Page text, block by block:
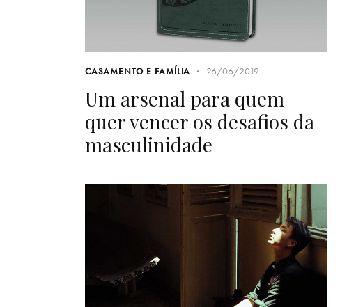
CASAMENTO E FAMÍLIA 26/06/2019
Um arsenal para quem
quer vencer os desafios da
masculinidade